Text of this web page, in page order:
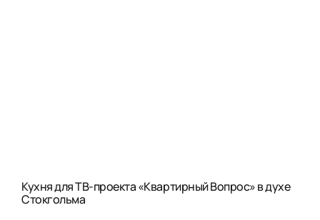
Кухня для ТВ-проекта «Квартирный Вопрос» в духе
Стокгольма